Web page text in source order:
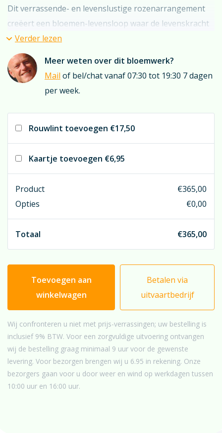
Dit verrassende- en levenslustige rozenarrangement
creëert een bloemen-levensloop waar de levenskracht
vanaf spat!
Overweegt u een (bedrukt) rouwlint? Denk dan eens
aan bordeauxrood. U bereikt dan een zeer goede
match met de rode “red naomi” rozen in het stuk. Maar
natuurlijk kan er veel meer; kijkt u hiervoor even bij
“rouwlint”; u treft hier een reuzenkeuze aan linten.
Verder lezen
Meer weten over dit bloemwerk?
Mail of bel/chat vanaf 07:30 tot 19:30 7 dagen
per week.
Rouwlint toevoegen €17,50
Kaartje toevoegen €6,95
Product €365,00
Opties
€0,00
Totaal €365,00
Toevoegen aan
winkelwagen
Betalen via
uitvaartbedrijf
Wij confronteren u niet met prijs-verrassingen; uw bestelling is
inclusief 9% BTW. Voor een zorgvuldige uitvoering ontvangen
wij de bestelling graag minimaal 9 uur voor de gewenste
levering. Voor bezorgen brengen wij u 6.95 in rekening. Onze
bezorgers gaan voor u door weer en wind op werkdagen tussen
10:00 uur en 16:00 uur.